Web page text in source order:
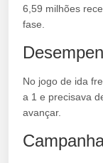
6,59 milhões
fase.
No jogo de ida
a 1 e precisava
avançar.